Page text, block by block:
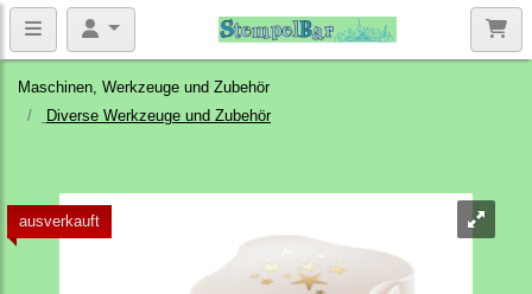
Maschinen, Werkzeuge und Zubehör
Diverse Werkzeuge und Zubehör
ausverkauft